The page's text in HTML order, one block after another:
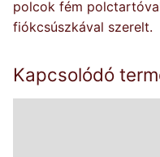
polcok fém
fiókcsúszkával szerelt.
Kapcsolódó